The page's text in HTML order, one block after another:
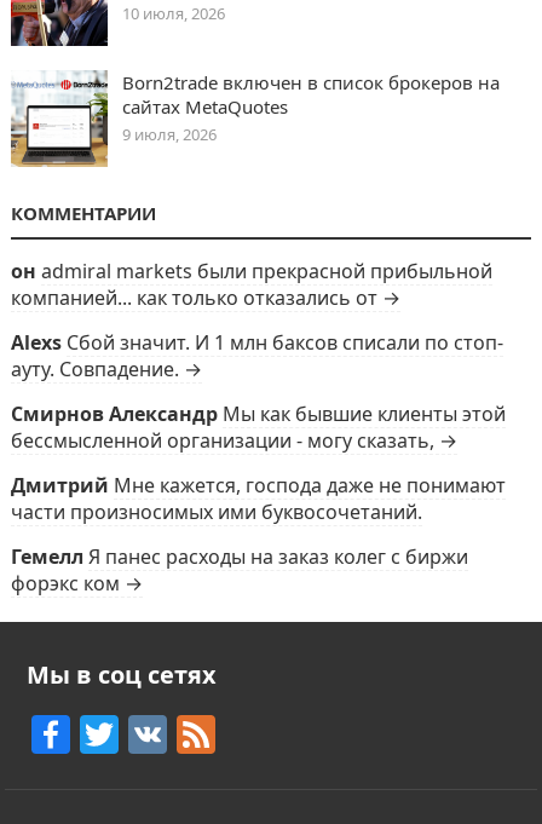
10 июля, 2026
Born2trade включен в список брокеров на
сайтах MetaQuotes
9 июля, 2026
КОММЕНТАРИИ
он admiral markets были прекрасной прибыльной
компанией... как только отказались от →
Alexs Сбой значит. И 1 млн баксов списали по стоп-
ауту. Совпадение. →
Смирнов Александр Мы как бывшие клиенты этой
бессмысленной организации - могу сказать, →
Дмитрий Мне кажется, господа даже не понимают
части произносимых ими буквосочетаний.
Гемелл Я панес расходы на заказ колег с биржи
форэкс ком →
Мы в соц сетях
F T V F